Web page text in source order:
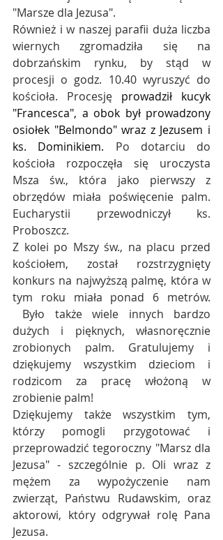
"Marsze dla Jezusa".
Również i w naszej parafii duża liczba
wiernych zgromadziła się na
dobrzańskim rynku, by stąd w
procesji o godz. 10.40 wyruszyć do
kościoła. Procesję prowadził kucyk
"Francesca", a obok był prowadzony
osiołek "Belmondo" wraz z Jezusem i
ks. Dominikiem. Po dotarciu do
kościoła rozpoczęła się uroczysta
Msza św., która jako pierwszy z
obrzędów miała poświęcenie palm.
Eucharystii przewodniczył ks.
Proboszcz.
Z kolei po Mszy św., na placu przed
kościołem, został rozstrzygnięty
konkurs na najwyższą palmę, która w
tym roku miała ponad 6 metrów.
Było także wiele innych bardzo
dużych i pięknych, własnoręcznie
zrobionych palm. Gratulujemy i
dziękujemy wszystkim dzieciom i
rodzicom za pracę włożoną w
zrobienie palm!
Dziękujemy także wszystkim tym,
którzy pomogli przygotować i
przeprowadzić tegoroczny "Marsz dla
Jezusa" - szczególnie p. Oli wraz z
mężem za wypożyczenie nam
zwierząt, Państwu Rudawskim, oraz
aktorowi, który odgrywał rolę Pana
Jezusa.